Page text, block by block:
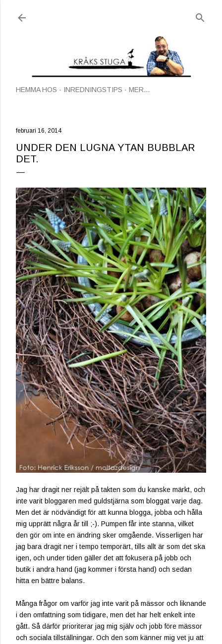
HEMMA HOS INREDNINGSTIPS MER…
februari 16, 2014
UNDER DEN LUGNA YTAN BUBBLAR
DET.
Jag har dragit ner rejält på takten som du kanske märkt, och
inte varit bloggaren med guldstjärna som bloggat varje dag.
Men det är nödvändigt för att kunna blogga, jobba och hålla
mig upprätt några år till ;-). Pumpen får inte stanna, vilket
den gör om inte en ändring sker omgående. Visserligen har
jag bara dragit ner i tempo temporärt, tills allt är som det ska
igen, och under tiden gäller det att fokusera på jobb och
butik i andra hand (jag kommer i första hand) och sedan
hitta en bättre balans.
Många frågor om varför jag inte varit på mässor och liknande
i den omfattning som tidigare, men det har helt enkelt inte
gått. Så därför prioriterar jag mig själv och jobb före mässor
och sociala tillställningar. Och den som känner mig vet ju att